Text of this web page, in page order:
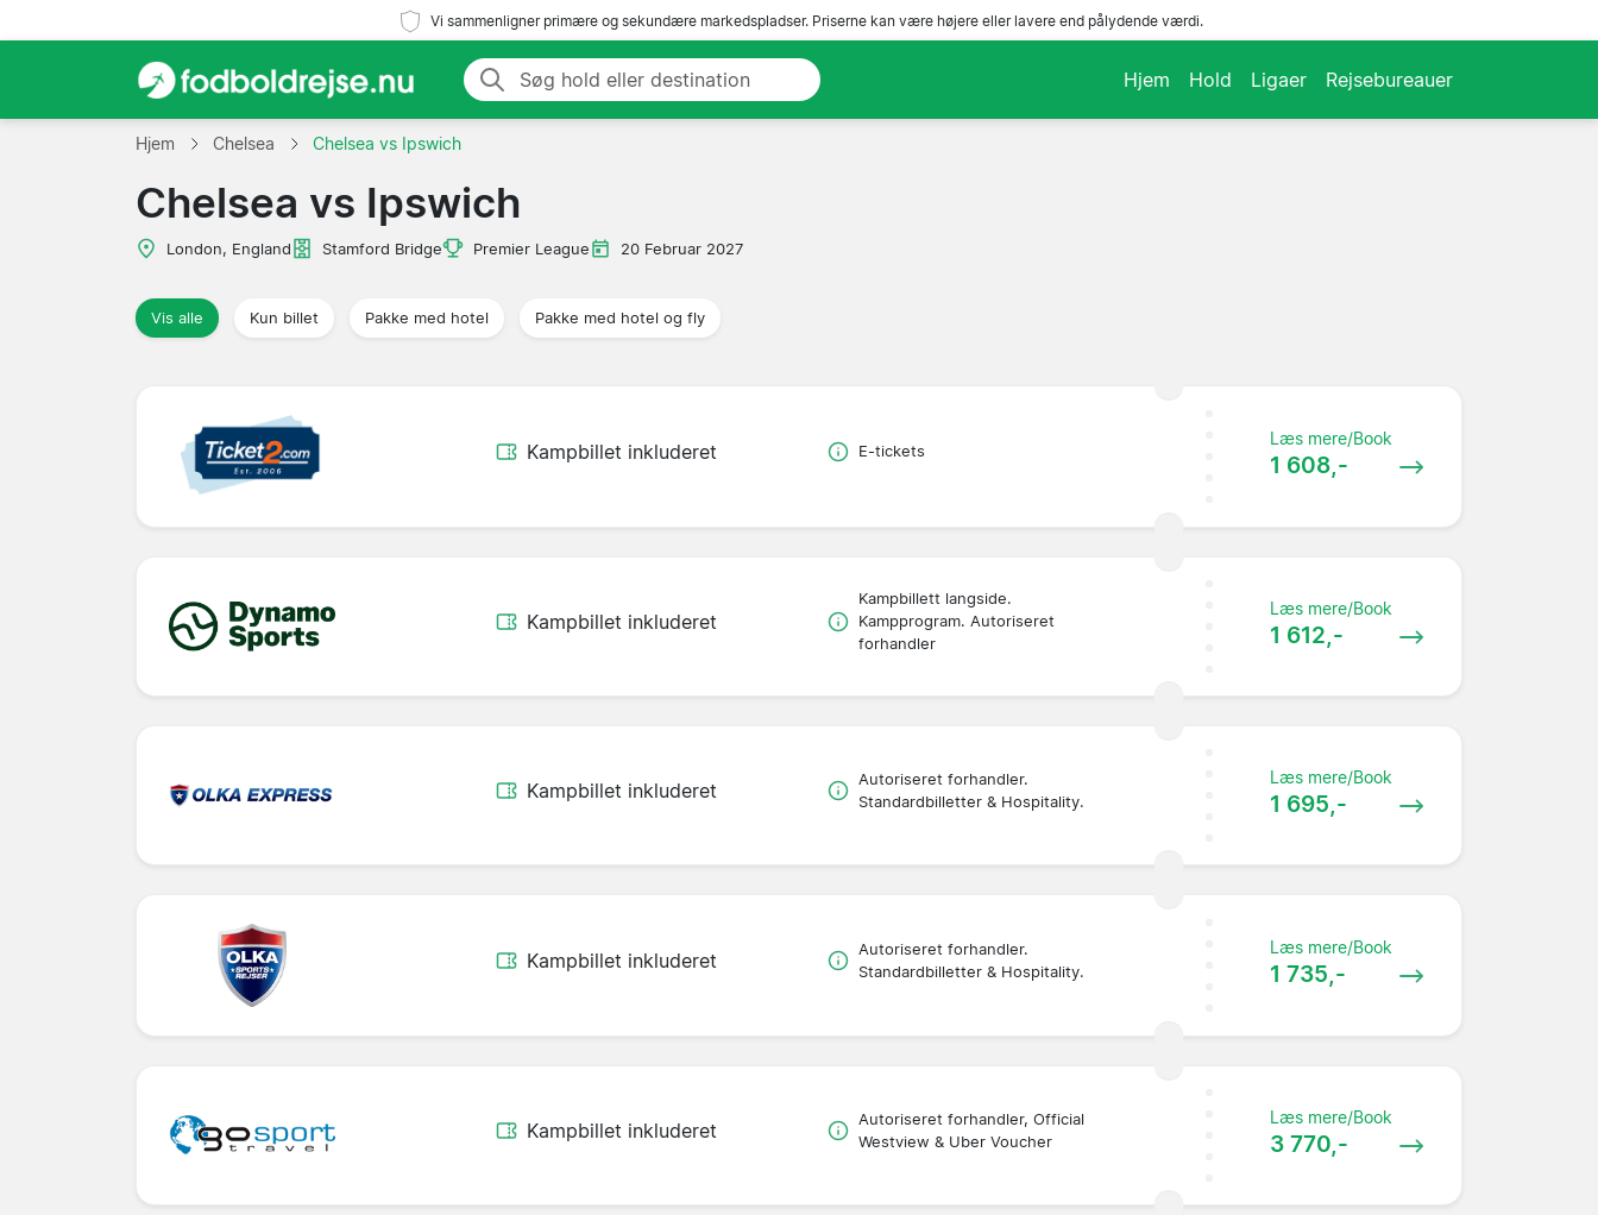
Vi sammenligner primære og sekundære markedspladser. Priserne kan være højere eller lavere end pålydende værdi.
Hjem Hold Ligaer Rejsebureauer
Hjem Chelsea Chelsea vs Ipswich
Chelsea vs Ipswich
London, England Stamford Bridge Premier League 20 Februar 2027
Vis alle Kun billet Pakke med hotel Pakke med hotel og fly
Kampbillet inkluderet E-tickets
Læs mere/Book
1 608,-
Kampbillet inkluderet
Kampbillett langside.
Kampprogram. Autoriseret
forhandler
Læs mere/Book
1 612,-
Kampbillet inkluderet
Autoriseret forhandler.
Standardbilletter & Hospitality.
Læs mere/Book
1 695,-
Kampbillet inkluderet
Autoriseret forhandler.
Standardbilletter & Hospitality.
Læs mere/Book
1 735,-
Kampbillet inkluderet
Autoriseret forhandler, Official
Westview & Uber Voucher
Læs mere/Book
3 770,-